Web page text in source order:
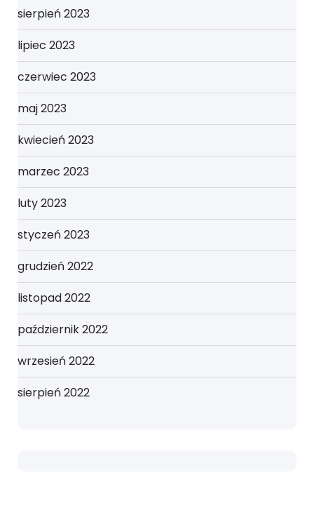
sierpień 2023
lipiec 2023
czerwiec 2023
maj 2023
kwiecień 2023
marzec 2023
luty 2023
styczeń 2023
grudzień 2022
listopad 2022
październik 2022
wrzesień 2022
sierpień 2022